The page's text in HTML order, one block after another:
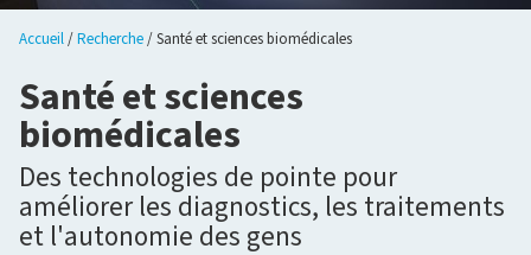
Accueil Recherche Santé et sciences biomédicales
Santé et sciences
biomédicales
Des technologies de pointe pour
améliorer les diagnostics, les traitements
et l'autonomie des gens